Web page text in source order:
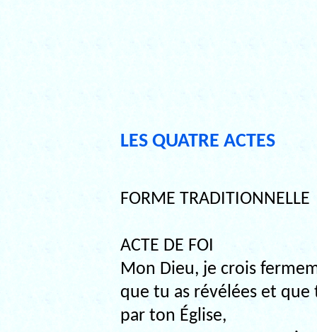
LES QUATRE ACTES
FORME TRADITIONNELLE
ACTE DE FOI
Mon Dieu, je crois
que tu as révélées et que
par ton Église,